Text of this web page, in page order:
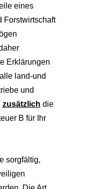
eines
Forstwirtschaft
Erklärungen
land-und
und
zusätzlich die
B für Ihr
sorgfältig,